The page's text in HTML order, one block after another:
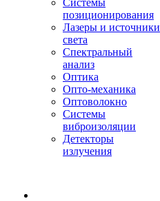
Системы
позиционирования
Лазеры и источники
света
Спектральный
анализ
Оптика
Опто-механика
Оптоволокно
Системы
виброизоляции
Детекторы
излучения